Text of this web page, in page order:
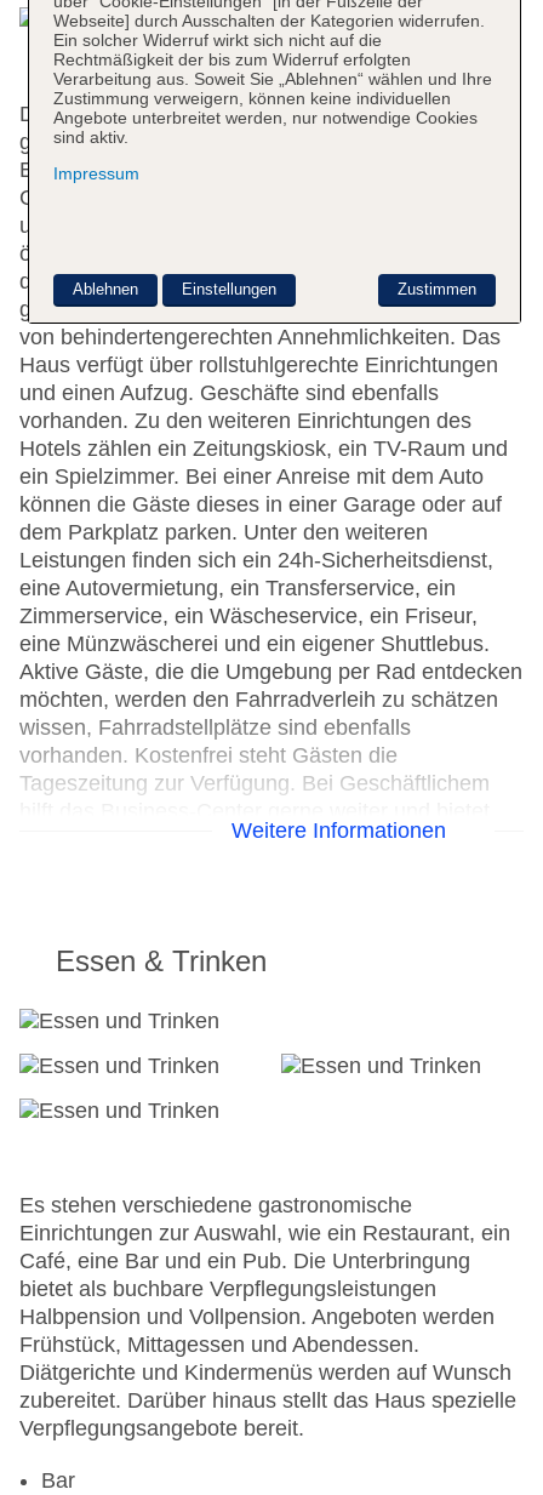
Das freundliche Personal an der Rezeption ist
gerne bei allen Fragen behilflich. Zu den
Einrichtungen des Hotels gehören eine
Gepäckaufbewahrung, ein Safe, eine Wechselstube
und ein Getränkeautomat. WLAN ist in den
öffentlichen Bereichen verfügbar. Hilfestellung bei
der Buchung von Ausflügen wird am Tourdesk
geboten. Die Unterbringung verfügt über eine Reihe
von behindertengerechten Annehmlichkeiten. Das
Haus verfügt über rollstuhlgerechte Einrichtungen
und einen Aufzug. Geschäfte sind ebenfalls
vorhanden. Zu den weiteren Einrichtungen des
Hotels zählen ein Zeitungskiosk, ein TV-Raum und
ein Spielzimmer. Bei einer Anreise mit dem Auto
können die Gäste dieses in einer Garage oder auf
dem Parkplatz parken. Unter den weiteren
Leistungen finden sich ein 24h-Sicherheitsdienst,
eine Autovermietung, ein Transferservice, ein
Zimmerservice, ein Wäscheservice, ein Friseur,
eine Münzwäscherei und ein eigener Shuttlebus.
Aktive Gäste, die die Umgebung per Rad entdecken
möchten, werden den Fahrradverleih zu schätzen
wissen, Fahrradstellplätze sind ebenfalls
vorhanden. Kostenfrei steht Gästen die
Tageszeitung zur Verfügung. Bei Geschäftlichem
Check-in von: 15:00:00
Check-out bis: 12:00:01
Garage
Hotelsafe
Letzte umfassende Renovierung: 2014
Anzahl der Aufzüge: 1
Zimmerservice
Sonnenterrasse
Gesamtanzahl der Stockwerke: 3
Gesamtanzahl der Zimmer: 52
Pools:Outdoor Pool, Sonnenschirme am Pool,
Liegen am Pool
Zahlungsarten: American Express, Diners Club,
EC Maestro, Mastercard, Visa
Weitere Informationen
Essen & Trinken
Es stehen verschiedene gastronomische
Einrichtungen zur Auswahl, wie ein Restaurant, ein
Café, eine Bar und ein Pub. Die Unterbringung
bietet als buchbare Verpflegungsleistungen
Halbpension und Vollpension. Angeboten werden
Frühstück, Mittagessen und Abendessen.
Diätgerichte und Kindermenüs werden auf Wunsch
zubereitet. Darüber hinaus stellt das Haus spezielle
Verpflegungsangebote bereit.
Bar
Webseite] durch Ausschalten der Kategorien widerrufen.
Ein solcher Widerruf wirkt sich nicht auf die
Rechtmäßigkeit der bis zum Widerruf erfolgten
Verarbeitung aus. Soweit Sie „Ablehnen“ wählen und Ihre
Zustimmung verweigern, können keine individuellen
Angebote unterbreitet werden, nur notwendige Cookies
sind aktiv.
Impressum
Zustimmen
Ablehnen Einstellungen